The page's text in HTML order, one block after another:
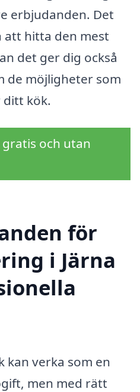
erbjudanden. Det
att hitta den mest
det ger dig också
de möjligheter som
kök.
och utan
för
i Järna
verka som en
men med rätt